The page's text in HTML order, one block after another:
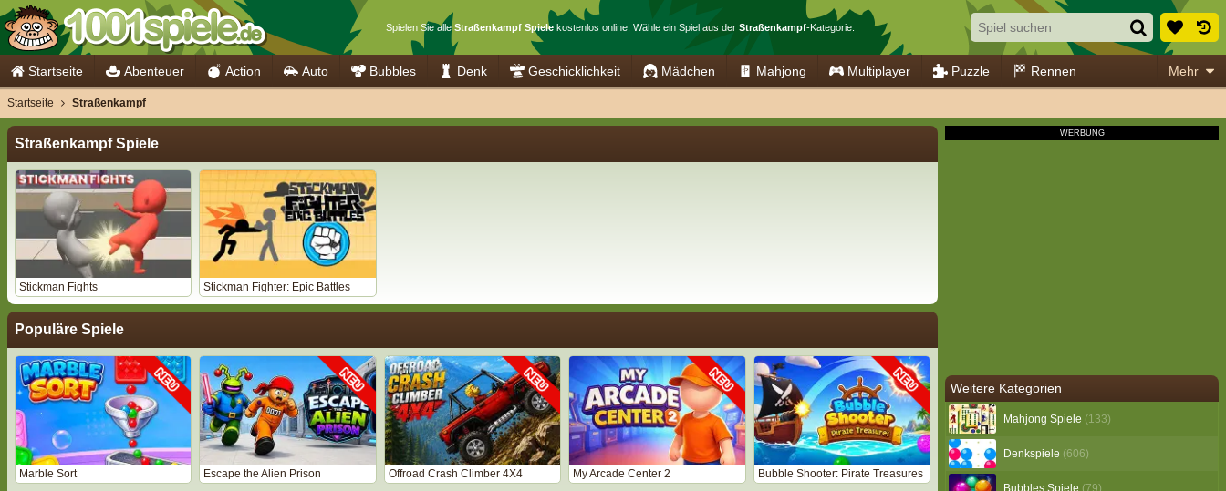
Spielen Sie alleStraßenkampf Spielekostenlos online. Wähle ein Spiel aus der Straßenkampf-Kategorie.
Startseite Abenteuer Action Auto Bubbles Denk Geschicklichkeit Mädchen Mahjong Multiplayer Puzzle Rennen Mehr
Straßenkampf Spiele
Stickman Fights Stickman Fighter: Epic Battles
Populäre Spiele
Marble Sort Escape the Alien Prison Offroad Crash Climber 4X4 My Arcade Center 2 Bubble Shooter: Pirate Treasures
Weitere Kategorien
Mahjong Spiele (133)
Denkspiele (606)
Bubbles Spiele (79)
Startseite Straßenkampf